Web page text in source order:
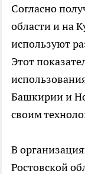
Согласно
области и на
используют
Этот
Башкирии и
своим
В
Ростовской